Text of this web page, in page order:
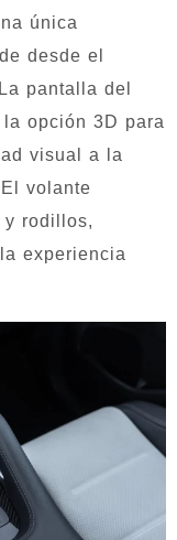
única
desde el
pantalla del
opción 3D para
visual a la
volante
y rodillos,
experiencia